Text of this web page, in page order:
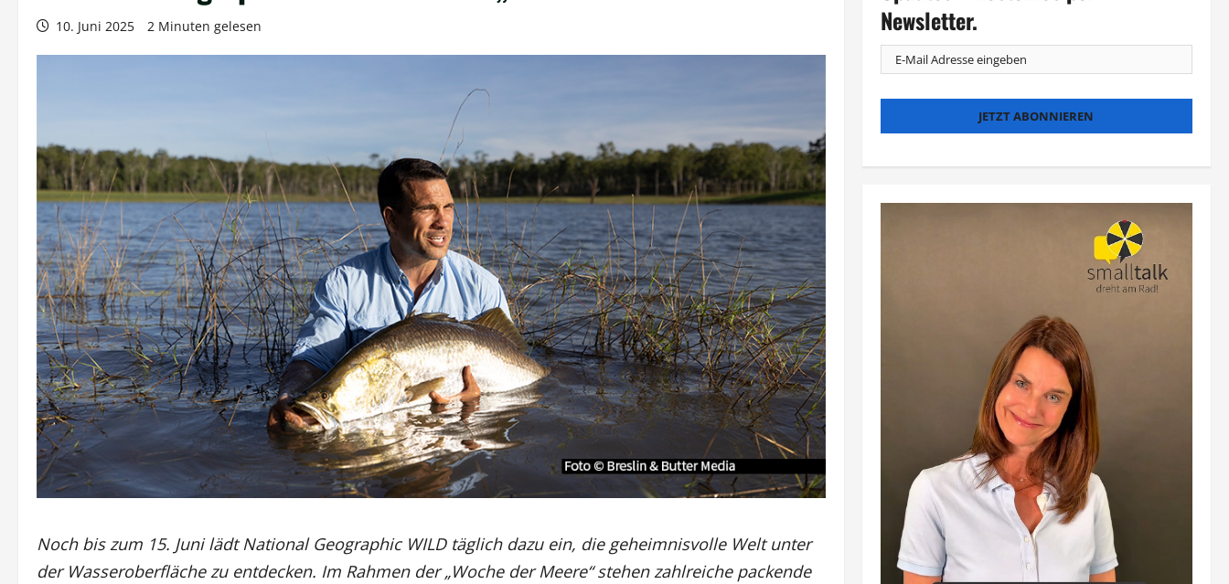
10. Juni 2025 2 Minuten gelesen
Noch bis zum 15. Juni lädt National Geographic WILD täglich dazu ein, die geheimnisvolle Welt unter
der Wasseroberfläche zu entdecken. Im Rahmen der „Woche der Meere“ stehen zahlreiche packende
Newsletter.